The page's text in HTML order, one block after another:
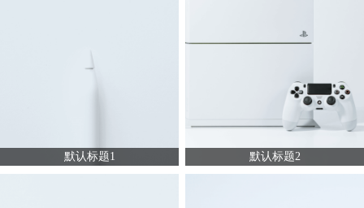
默认标题1 默认标题2